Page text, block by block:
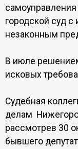
городской суд
незаконным
В июле
исковых
Судебная
делам
рассмотрев 30
бывшего